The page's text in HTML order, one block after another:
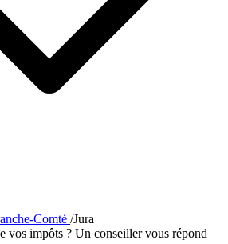
Comté /Jura
vos impôts ? Un conseiller vous répond